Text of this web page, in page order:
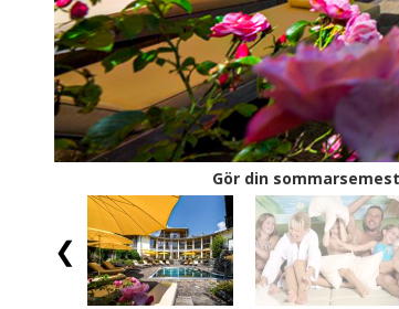
Gör din